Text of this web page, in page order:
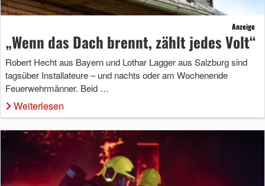
Anzeige
„Wenn das Dach brennt, zählt jedes Volt“
Robert Hecht aus Bayern und Lothar Lagger aus Salzburg sind
tagsüber Installateure – und nachts oder am Wochenende
Feuerwehrmänner. Beid …
Weiterlesen